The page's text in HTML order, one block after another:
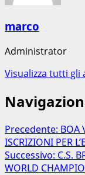
marco
Administrator
Visualizza tutti gli
Precedente: BOA
ISCRIZIONI PER
Successivo: C.S.
WORLD